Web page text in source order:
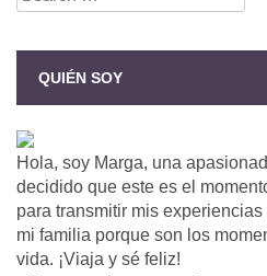
for:
QUIÉN SOY
Hola, soy Marga, una
decidido que este es el
para transmitir mis
mi familia porque son los
vida. ¡Viaja y sé feliz!